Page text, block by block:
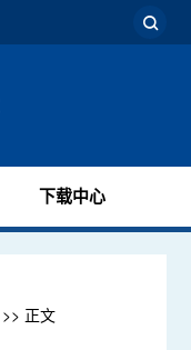
下载中心
>> 正文